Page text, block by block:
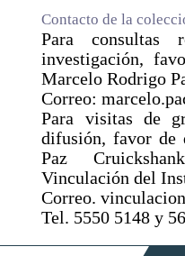
Contacto de la
Para consultas
investigación,
Marcelo Rodrigo
Correo:
Para visitas de
difusión, favor
Paz
Vinculación del
Correo.
Tel. 5550 5148 y